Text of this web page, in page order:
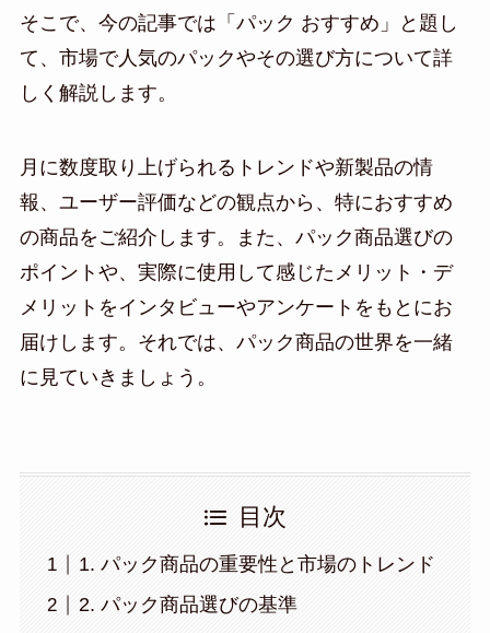
そこで、今の記事では「パック おすすめ」と題し
て、市場で人気のパックやその選び方について詳
しく解説します。
月に数度取り上げられるトレンドや新製品の情
報、ユーザー評価などの観点から、特におすすめ
の商品をご紹介します。また、パック商品選びの
ポイントや、実際に使用して感じたメリット・デ
メリットをインタビューやアンケートをもとにお
届けします。それでは、パック商品の世界を一緒
に見ていきましょう。
目次
1. パック商品の重要性と市場のトレンド
2. パック商品選びの基準